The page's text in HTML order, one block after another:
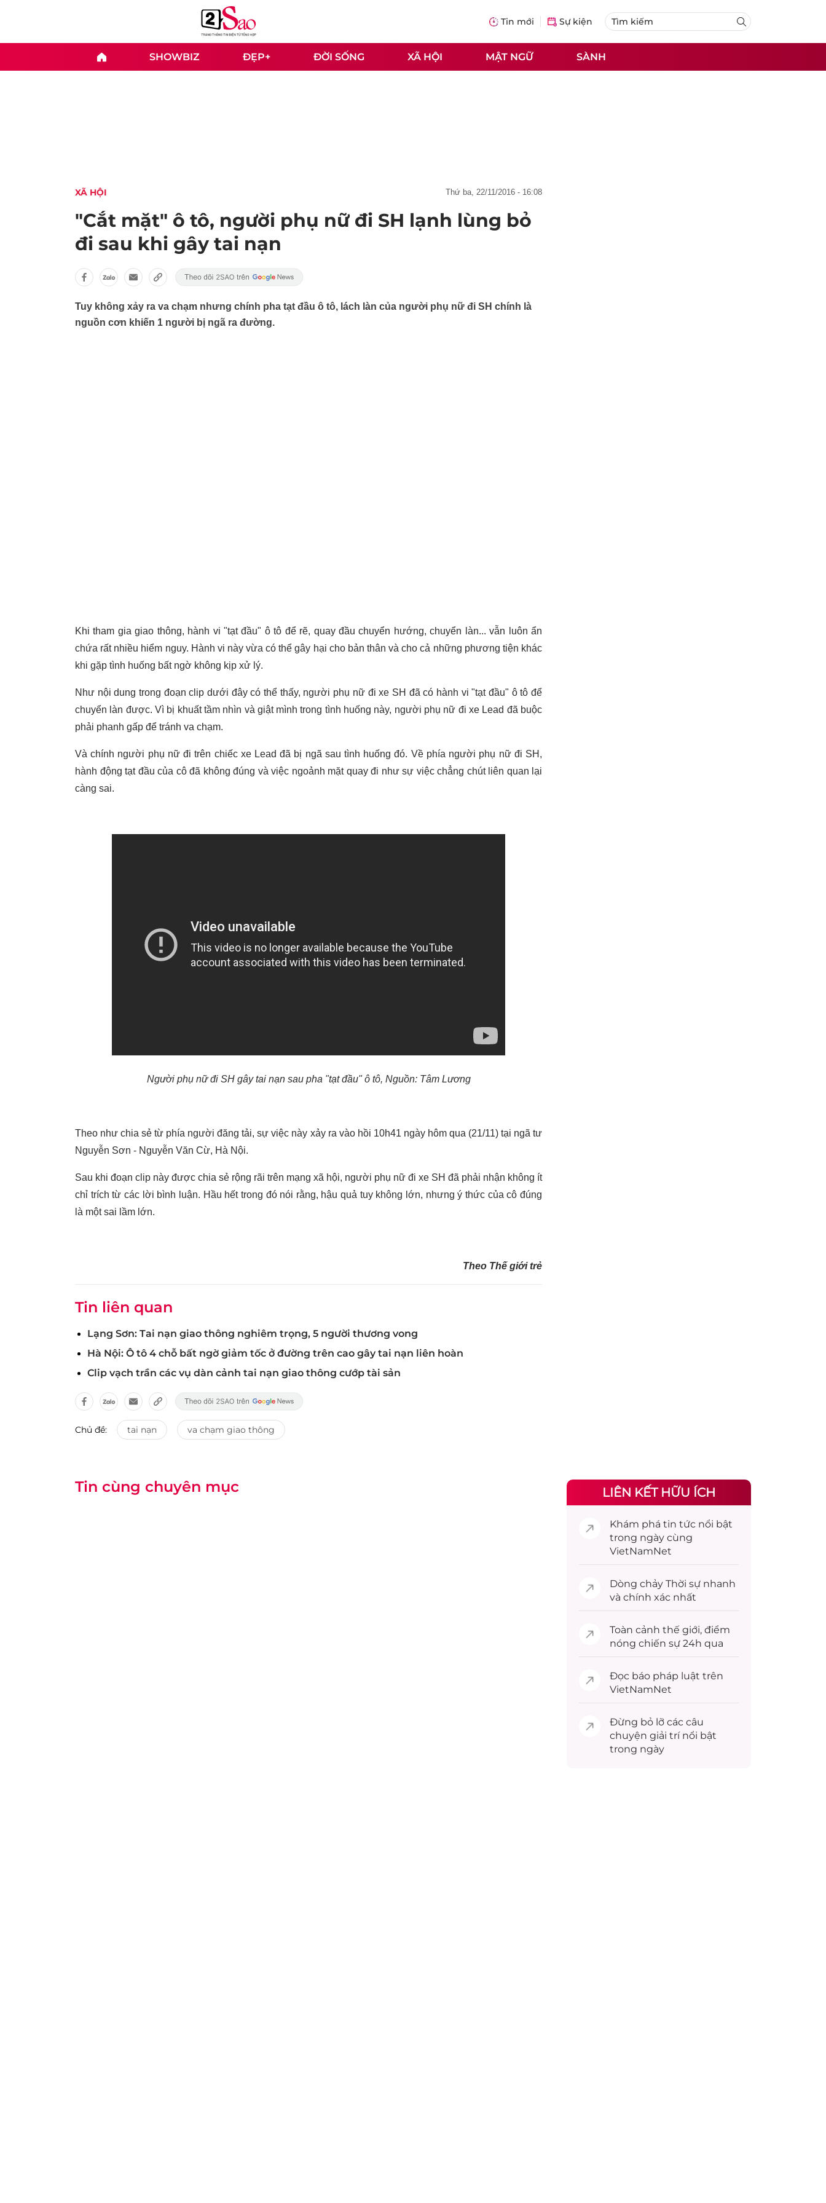
Tin mới Sự kiện
SHOWBIZ ĐẸP+ ĐỜI SỐNG XÃ HỘI MẬT NGỮ SÀNH
XÃ HỘI thứ ba, 22/11/2016 - 16:08
"Cắt mặt" ô tô, người phụ nữ đi SH lạnh lùng bỏ
đi sau khi gây tai nạn
Tuy không xảy ra va chạm nhưng chính pha tạt đầu ô tô, lách làn của người phụ nữ đi SH chính là
nguồn cơn khiến 1 người bị ngã ra đường.
Khi tham gia giao thông, hành vi "tạt đầu" ô tô để rẽ, quay đầu chuyển hướng, chuyển làn... vẫn luôn ẩn
chứa rất nhiều hiểm nguy. Hành vi này vừa có thể gây hại cho bản thân và cho cả những phương tiện khác
khi gặp tình huống bất ngờ không kịp xử lý.
Như nội dung trong đoạn clip dưới đây có thể thấy, người phụ nữ đi xe SH đã có hành vi "tạt đầu" ô tô để
chuyển làn được. Vì bị khuất tầm nhìn và giật mình trong tình huống này, người phụ nữ đi xe Lead đã buộc
phải phanh gấp để tránh va chạm.
Và chính người phụ nữ đi trên chiếc xe Lead đã bị ngã sau tình huống đó. Về phía người phụ nữ đi SH,
hành động tạt đầu của cô đã không đúng và việc ngoảnh mặt quay đi như sự việc chẳng chút liên quan lại
càng sai.
Người phụ nữ đi SH gây tai nạn sau pha "tạt đầu" ô tô, Nguồn: Tâm Lương
Theo như chia sẻ từ phía người đăng tải, sự việc này xảy ra vào hồi 10h41 ngày hôm qua (21/11) tại ngã tư
Nguyễn Sơn - Nguyễn Văn Cừ, Hà Nội.
Sau khi đoạn clip này được chia sẻ rộng rãi trên mạng xã hội, người phụ nữ đi xe SH đã phải nhận không ít
chỉ trích từ các lời bình luận. Hầu hết trong đó nói rằng, hậu quả tuy không lớn, nhưng ý thức của cô đúng
là một sai lầm lớn.
Theo Thế giới trẻ
Tin liên quan
Lạng Sơn: Tai nạn giao thông nghiêm trọng, 5 người thương vong
Hà Nội: Ô tô 4 chỗ bất ngờ giảm tốc ở đường trên cao gây tai nạn liên hoàn
Clip vạch trần các vụ dàn cảnh tai nạn giao thông cướp tài sản
Chủ đề: tai nạn va chạm giao thông
Tin cùng chuyên mục LIÊN KẾT HỮU ÍCH
Khám phá tin tức nổi bật
trong ngày cùng
VietNamNet
Dòng chảy Thời sự nhanh
và chính xác nhất
Toàn cảnh thế giới, điểm
nóng chiến sự 24h qua
Đọc báo pháp luật trên
VietNamNet
Đừng bỏ lỡ các câu
chuyện giải trínổi bật
trong ngày